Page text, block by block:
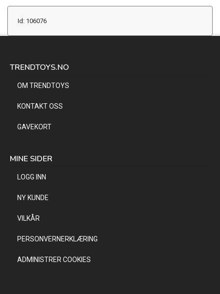
Id: 106076
TRENDTOYS.NO
OM TRENDTOYS
KONTAKT OSS
GAVEKORT
MINE SIDER
LOGG INN
NY KUNDE
VILKÅR
PERSONVERNERKLÆRING
ADMINISTRER COOKIES